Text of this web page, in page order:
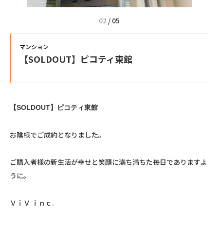
02/ 05
マンション
【SOLDOUT】ピコティ東館
【SOLDOUT】ピコティ東館
お陰様でご成約となりました。
ご購入者様の新生活が幸せと笑顔に満ち満ちた毎日でありますよ
うに。
ＶｉＶ ｉｎｃ.